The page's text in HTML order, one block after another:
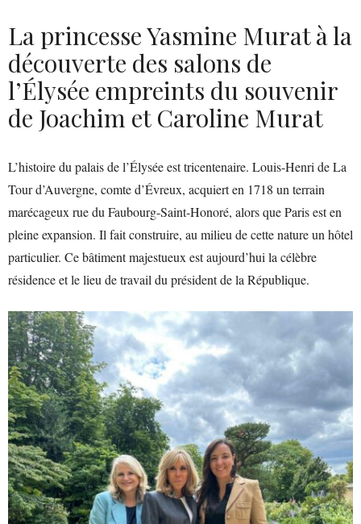
La princesse Yasmine Murat à la
découverte des salons de
l’Élysée empreints du souvenir
de Joachim et Caroline Murat
L’histoire du palais de l’Élysée est tricentenaire. Louis-Henri de La
Tour d’Auvergne, comte d’Évreux, acquiert en 1718 un terrain
marécageux rue du Faubourg-Saint-Honoré, alors que Paris est en
pleine expansion. Il fait construire, au milieu de cette nature un hôtel
particulier. Ce bâtiment majestueux est aujourd’hui la célèbre
résidence et le lieu de travail du président de la République.